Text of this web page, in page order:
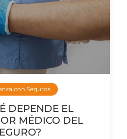
con Seguros
DEPENDE EL
MÉDICO DEL